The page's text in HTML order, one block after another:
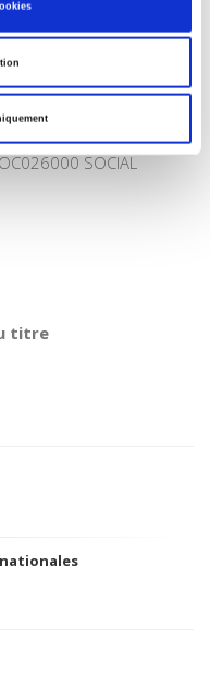
SOCIAL
titre